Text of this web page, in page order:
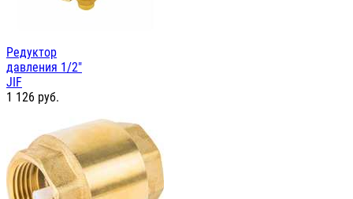
Редуктор
давления 1/2"
JIF
1 126 руб.